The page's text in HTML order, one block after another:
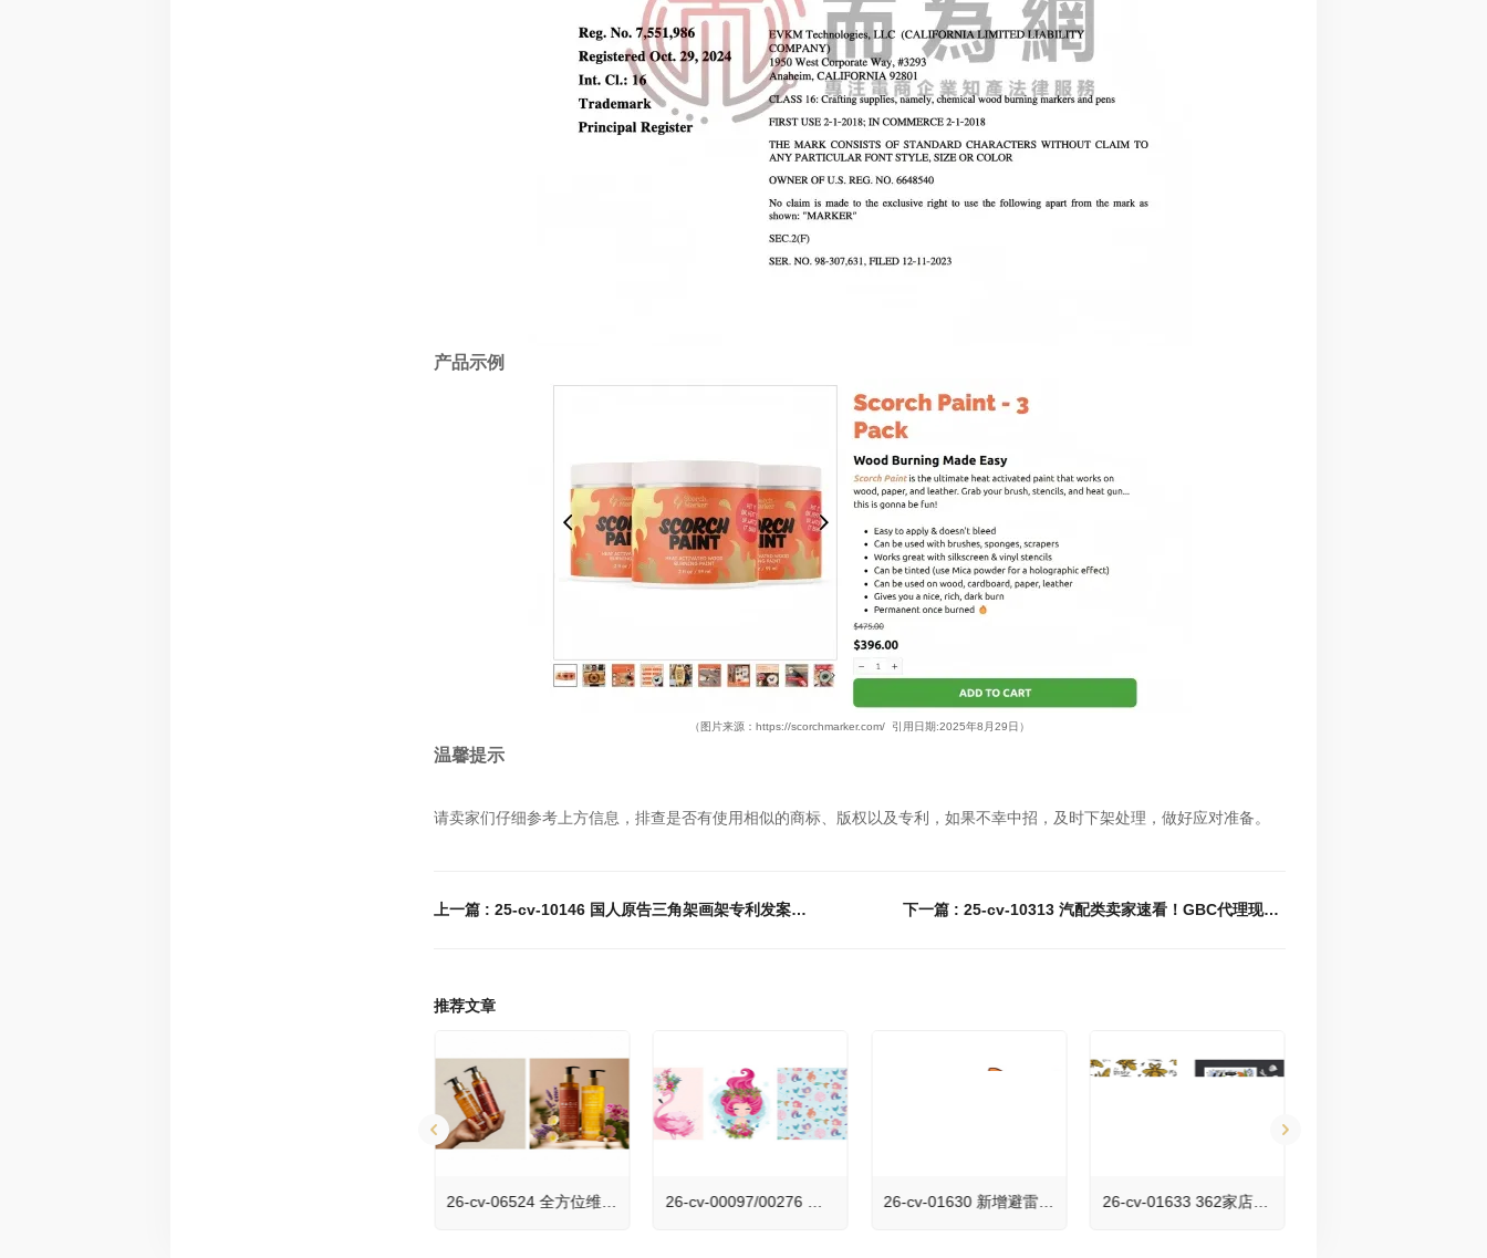
产品示例
（图片来源 ： https://scorchmarker.com/ 引用日期:2025年8月29日）
温馨提示
请卖家们仔细参考上方信息，排查是否有使用相似的商标、版权以及专利，如果不幸中招，及时下架处理，做好应对准备。
上一篇 : 25-cv-10146 国人原告三角架画架专利发案维权中！相关产品速排查下架！ 下一篇 : 25-cv-10313 汽配类卖家速看！GBC代理现代汽车数十个商标发案维权，速排查下架！
推荐文章
26-cv-06524 全方位维权！BSF律所代理Besque美体油发案，速排查！ 26-cv-00097/00276 几乎快被遗忘的美人鱼终于获批了！Senay Kurtulus美人鱼、动物元素插画版权全面来袭！ 26-cv-01630 新增避雷版权图+13！智利设计师irmirx可爱简洁的卡通涂鸦版权印花发案！ 26-cv-01633 362家店铺已被锁定！Keith & Ference代理乌克兰艺术家Elvira Safiullina四张版权图在宾州发案!